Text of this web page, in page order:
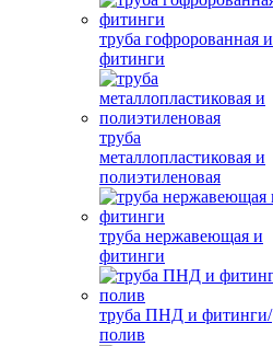
труба гофророванная и
фитинги
труба
металлопластиковая и
полиэтиленовая
труба нержавеющая и
фитинги
труба ПНД и фитинги/
полив